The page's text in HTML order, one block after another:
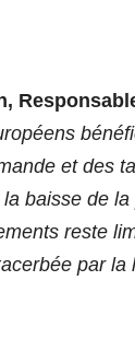
et des
baisse de
reste
par